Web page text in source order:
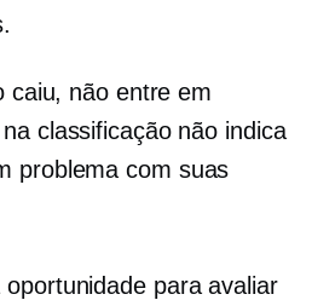
caiu, não entre em
classificação não indica
problema com suas
para avaliar